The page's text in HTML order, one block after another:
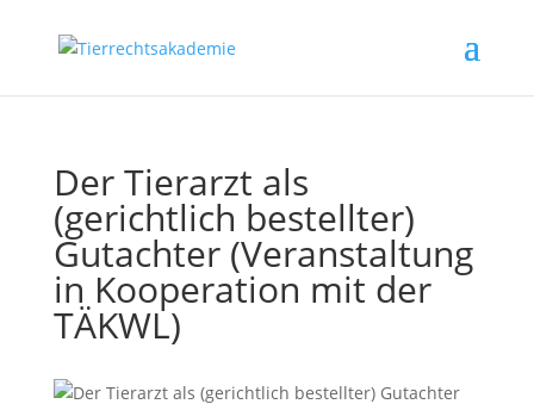
Der Tierarzt als
(gerichtlich bestellter)
Gutachter (Veranstaltung
in Kooperation mit der
TÄKWL)